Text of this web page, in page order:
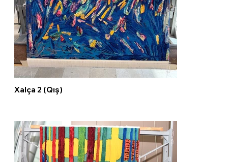
Xalça 2 (Qış)